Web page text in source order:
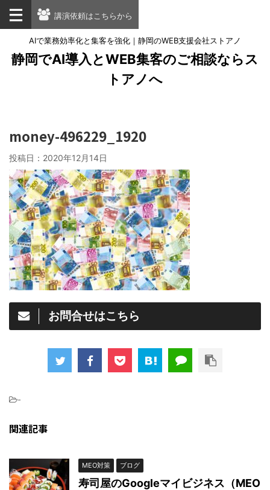
講演依頼はこちらから
AIで業務効率化と集客を強化｜静岡のWEB支援会社ストアノ
静岡でAI導入とWEB集客のご相談ならス
トアノへ
money-496229_1920
投稿日： 2020年12月14日
お問合せはこちら
-
関連記事
MEO対策 ブログ
寿司屋のGoogleマイビジネス（MEO